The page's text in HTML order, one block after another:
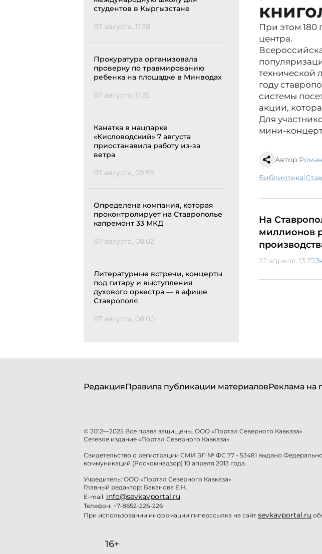
студентов в Кыргызстане
07 августа, 11:38
Прокуратура организовала
проверку по травмированию
ребенка на площадке в Минводах
07 августа, 11:35
Канатка в нацпарке
«Кисловодский» 7 августа
приостанавила работу из-за
ветра
07 августа, 09:59
Определена компания, которая
проконтролирует на Ставрополье
капремонт 33 МКД
07 августа, 08:02
Литературные встречи, концерты
под гитару и выступления
духового оркестра — в афише
Ставрополя
07 августа, 08:00
При этом 180
центра.
технической
году
системы
акции,
Для
мини-
Автор:
библиотека|
На
миллионов
22 апреля, 13:37
РедакцияПравила публикации материаловРеклама на
© 2012—2025 Все права защищены. ООО «Портал Северного Кавказа»
Сетевое издание «Портал Северного Кавказа».
Свидетельство о регистрации СМИ ЭЛ № ФС 77 - 53481 выдано
коммуникаций (Роскомнадзор) 10 апреля 2013 года.
Учредитель: ООО «Портал Северного Кавказа»
Главный редактор: Баканова Е.Н.
E-mail: info@sevkavportal.ru
Телефон: +7-8652-226-226
При использовании информации гиперссылка на сайт sevkavportal.ru
16+